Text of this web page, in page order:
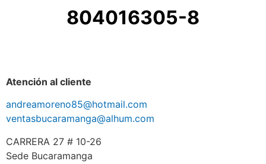
804016305-8
Atención al cliente
andreamoreno85@hotmail.com
ventasbucaramanga@alhum.com
CARRERA 27 # 10-26
Sede Bucaramanga